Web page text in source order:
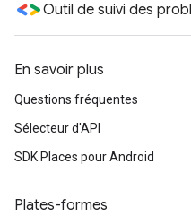
Outil de suivi des
En savoir plus
Questions fréquentes
Sélecteur d'API
SDK Places pour Android
Plates-formes